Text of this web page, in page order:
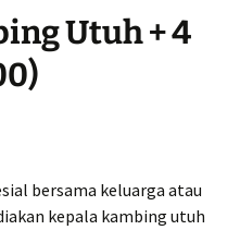
Utuh + 4
bersama keluarga atau
kepala kambing utuh